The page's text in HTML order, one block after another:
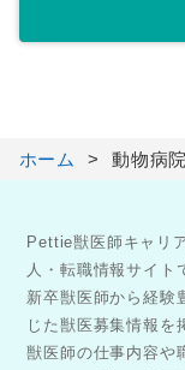
ホーム 動物病
Pettie獣医師キャリ
人・転職情報サイト
新卒獣医師から経験
じた獣医募集情報を
獣医師の仕事内容や